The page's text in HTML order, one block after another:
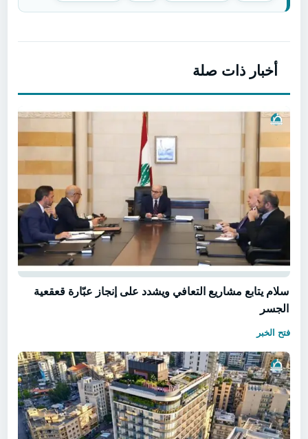
أخبار ذات صلة
سلام يتابع مشاريع التعافي ويشدد على إنجاز عبّارة قعقعية
الجسر
فتح الخبر